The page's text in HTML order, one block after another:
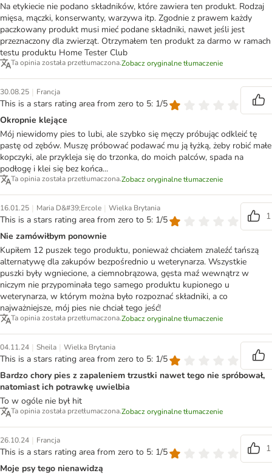
Na etykiecie nie podano składników, które zawiera ten produkt. Rodzaj
mięsa, mączki, konserwanty, warzywa itp. Zgodnie z prawem każdy
paczkowany produkt musi mieć podane składniki, nawet jeśli jest
przeznaczony dla zwierząt. Otrzymałem ten produkt za darmo w ramach
testu produktu Home Tester Club
Ta opinia została przetłumaczona.Zobacz oryginalne tłumaczenie
30.08.25 | Francja
This is a stars rating area from zero to 5: 1/5
Okropnie klejące
Mój niewidomy pies to lubi, ale szybko się męczy próbując odkleić tę
pastę od zębów. Muszę próbować podawać mu ją łyżką, żeby robić małe
kopczyki, ale przykleja się do trzonka, do moich palców, spada na
podłogę i klei się bez końca...
Ta opinia została przetłumaczona.Zobacz oryginalne tłumaczenie
16.01.25 | Maria D&#39;Ercole | Wielka Brytania
This is a stars rating area from zero to 5: 1/5
1
Nie zamówiłbym ponownie
Kupiłem 12 puszek tego produktu, ponieważ chciałem znaleźć tańszą
alternatywę dla zakupów bezpośrednio u weterynarza. Wszystkie
puszki były wgniecione, a ciemnobrązowa, gęsta maź wewnątrz w
niczym nie przypominała tego samego produktu kupionego u
weterynarza, w którym można było rozpoznać składniki, a co
najważniejsze, mój pies nie chciał tego jeść!
Ta opinia została przetłumaczona.Zobacz oryginalne tłumaczenie
04.11.24 | Sheila | Wielka Brytania
This is a stars rating area from zero to 5: 1/5
Bardzo chory pies z zapaleniem trzustki nawet tego nie spróbował,
natomiast ich potrawkę uwielbia
To w ogóle nie był hit
Ta opinia została przetłumaczona.Zobacz oryginalne tłumaczenie
26.10.24 | Francja
This is a stars rating area from zero to 5: 1/5
1
Moje psy tego nienawidzą